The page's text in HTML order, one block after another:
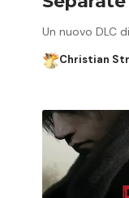
Un nuovo DLC
Christian